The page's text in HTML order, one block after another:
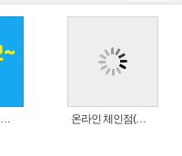
나의 즐겨찾는 상품 리스트로 편리하게 주문하세요~(쿠팡 다이나믹 배너) 온라인 체인점(가맹점) 분양순서(필독)